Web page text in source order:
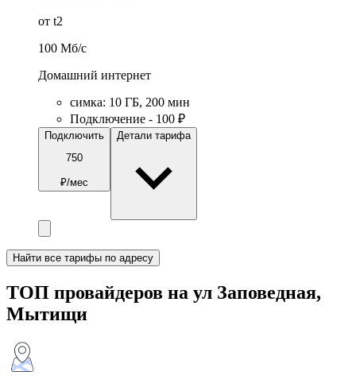
от t2
100 Мб/c
Домашний интернет
симка: 10 ГБ, 200 мин
Подключение - 100 ₽
Подключить
750
₽/мес
Детали тарифа
Найти все тарифы по адресу
ТОП провайдеров на ул Заповедная,
Мытищи